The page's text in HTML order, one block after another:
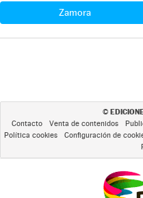
Zamora
©
Contacto Venta de contenidos
Política cookies
Configuración de